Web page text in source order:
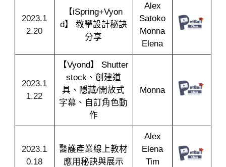
2023.1
2.20
【iSpring+Vyon
d】 教學設計秘訣
分享
Alex
Satoko
Monna
Elena
2023.1
1.22
【Vyond】 Shutter
stock、創建道
具、隱藏/開放式
字幕、自訂角色動
作
Monna
2023.1
0.18
醫護產業線上教材
應用秘訣與展示
Alex
Elena
Tim